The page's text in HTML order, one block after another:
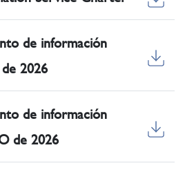
de información
2026
de información
de 2026